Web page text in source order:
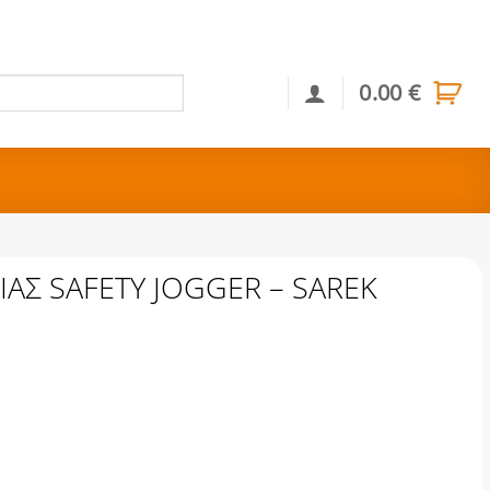
0.00€
SAFETY JOGGER – SAREK
- SAREK ποσότητα